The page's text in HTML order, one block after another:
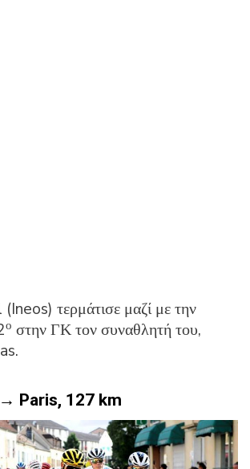
τερμάτισε μαζί με την
ο στην ΓΚ τον συναθλητή του,
Paris, 127 km